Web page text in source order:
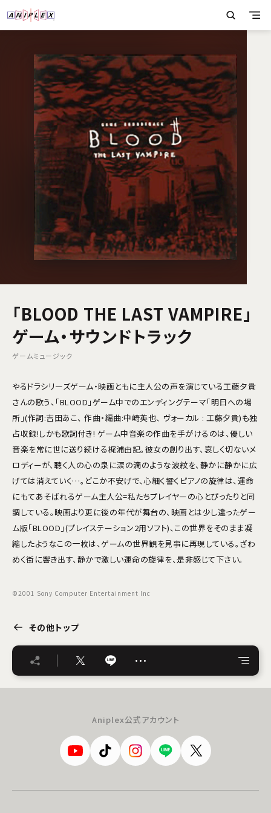
「BLOOD THE LAST VAMPIRE」
ゲーム・サウンドトラック
ゲームミュージック
やるドラシリーズゲーム・映画ともに主人公の声を演じている工藤夕貴
さんの歌う、「BLOOD」ゲーム中でのエンディングテーマ「明日への場
所」(作詞:吉田あこ、 作曲・編曲:中崎英也、 ヴォーカル : 工藤夕貴)も独
占収録!しかも歌詞付き! ゲーム中音楽の作曲を手がけるのは、優しい
音楽を常に世に送り続ける梶浦由記。彼女の創り出す、哀しく切ないメ
ロディーが、聴く人の心の泉に涙の滴のような波紋を、静かに静かに広
げては消えていく…。どこか不安げで、心細く響くピアノの旋律は、運命
にもてあそばれるゲーム主人公=私たちプレイヤーの心とぴったりと同
調している。映画より更に後の年代が舞台の、映画とは少し違ったゲー
ム版「BLOOD」(プレイステーション2用ソフト)、この世界をそのまま凝
縮したようなこの一枚は、ゲームの世界観を見事に再現している。ざわ
めく街に響き出す、静かで激しい運命の旋律を、是非感じて下さい。
©2001 Sony Computer Entertainment Inc
その他トップ
…
Aniplex公式アカウント